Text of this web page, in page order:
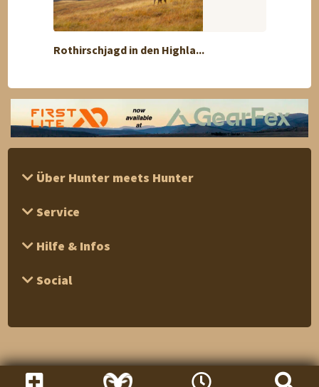
Rothirschjagd in den Highla...
Über Hunter meets Hunter
Service
Hilfe & Infos
Social